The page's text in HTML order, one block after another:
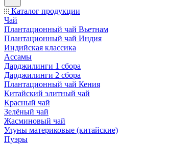
Каталог продукции
Чай
Плантационный чай Вьетнам
Плантационный чай Индия
Индийская классика
Ассамы
Дарджилинги 1 сбора
Дарджилинги 2 сбора
Плантационный чай Кения
Китайский элитный чай
Красный чай
Зелёный чай
Жасминовый чай
Улуны материковые (китайские)
Пуэры